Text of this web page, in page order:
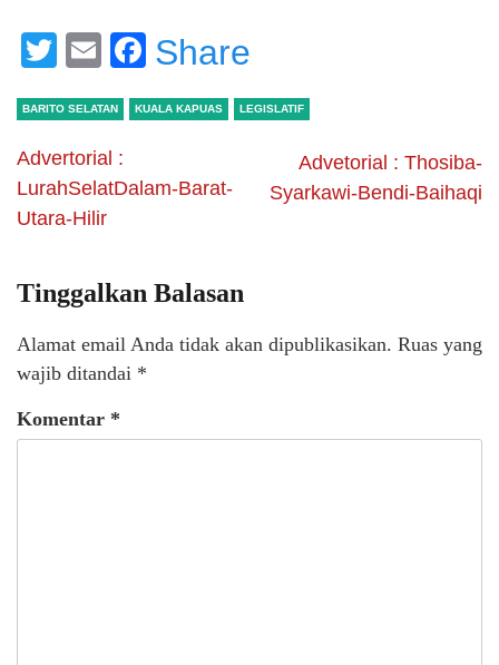
Twitter
EmailFacebook
Share
BARITO SELATAN KUALA KAPUAS LEGISLATIF
Advertorial :
LurahSelatDalam-Barat-
Utara-Hilir
Advetorial : Thosiba-
Syarkawi-Bendi-Baihaqi
Tinggalkan Balasan
Alamat email Anda tidak akan dipublikasikan. Ruas yang
wajib ditandai *
Komentar *